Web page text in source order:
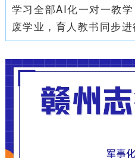
学习全部AI化一对一教
废学业，育人教书同步进